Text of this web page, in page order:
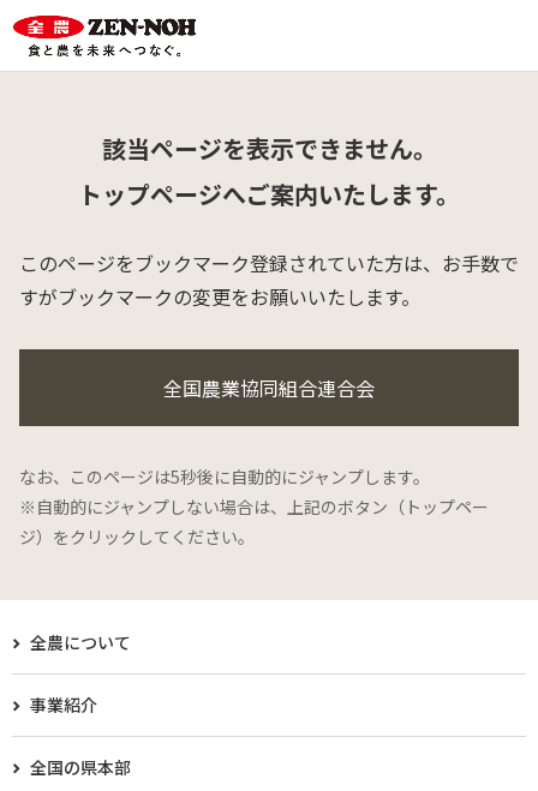
該当ページを表示できません。
トップページへご案内いたします。
このページをブックマーク登録されていた方は、 お手数で
すがブックマークの変更をお願いいたします。
全国農業協同組合連合会
なお、このページは5秒後に自動的にジャンプします。
※自動的にジャンプしない場合は、上記のボタン（トップペー
ジ）をクリックしてください。
全農について
事業紹介
全国の県本部